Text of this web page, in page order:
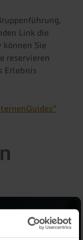
Link die
Sie
reservieren
Erlebnis